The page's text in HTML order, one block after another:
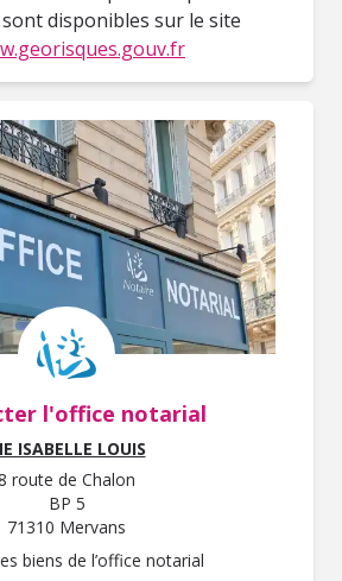
disponibles sur le site
l'office notarial
ISABELLE LOUIS
route de Chalon
BP 5
71310 Mervans
biens de l’office notarial